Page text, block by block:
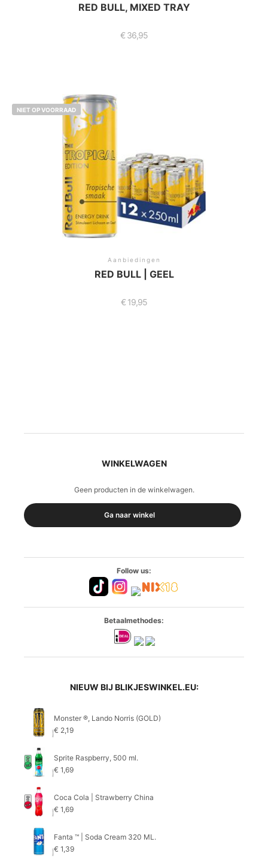
RED BULL, MIXED TRAY
€ 36,95
NIET OP VOORRAAD
Aanbiedingen
RED BULL | GEEL
€ 19,95
WINKELWAGEN
Geen producten in de winkelwagen.
Ga naar winkel
Follow us:
Betaalmethodes:
NIEUW BIJ BLIKJESWINKEL.EU:
Monster ®, Lando Norris (GOLD)
€ 2,19
Sprite Raspberry, 500 ml.
€ 1,69
Coca Cola | Strawberry China
€ 1,69
Fanta ™ | Soda Cream 320 ML.
€ 1,39